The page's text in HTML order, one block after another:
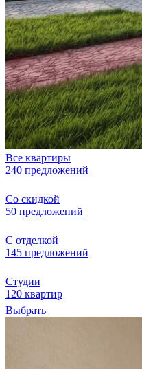
Все квартиры
240 предложений
Со скидкой
50 предложений
С отделкой
145 предложений
Студии
120 квартир
Выбрать